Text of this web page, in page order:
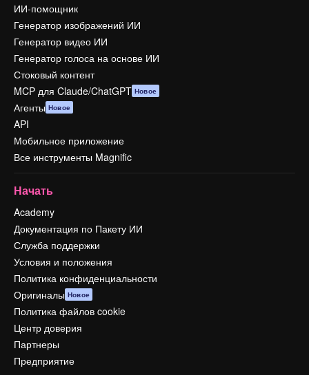
ИИ-помощник
Генератор изображений ИИ
Генератор видео ИИ
Генератор голоса на основе ИИ
Стоковый контент
MCP для Claude/ChatGPT Новое
Агенты Новое
API
Мобильное приложение
Все инструменты Magnific
Начать
Academy
Документация по Пакету ИИ
Служба поддержки
Условия и положения
Политика конфиденциальности
Оригиналы Новое
Политика файлов cookie
Центр доверия
Партнеры
Предприятие